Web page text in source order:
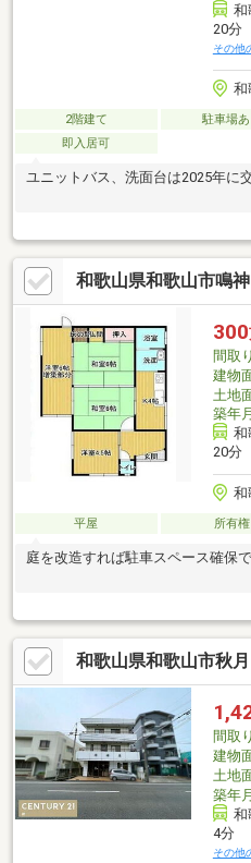
和
20分
その他
和
2階建て 駐車場あ
即入居可
ユニットバス、洗面台は2025年に
和歌山県和歌山市鳴
300
間取り
建物
土地
築年月
和
20分
和
平屋 所有権
庭を改造すれば駐車スペース確保
和歌山県和歌山市秋
間取り
建物
土地
築年
和
4分
その他